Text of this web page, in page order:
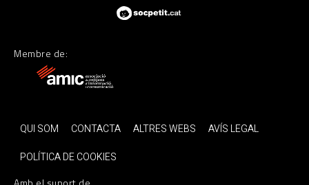
Membre de:
QUI SOM CONTACTA ALTRES WEBS
AVÍS LEGAL
POLÍTICA DE COOKIES